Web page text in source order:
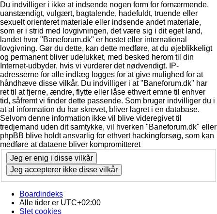
Du indvilliger i ikke at indsende nogen form for fornærmende,
uanstændigt, vulgært, bagtalende, hadefuldt, truende eller
sexuelt orienteret materiale eller indsende andet materiale,
som er i strid med lovgivningen, det være sig i dit eget land,
landet hvor "Baneforum.dk" er hostet eller international
lovgivning. Gør du dette, kan dette medføre, at du øjeblikkeligt
og permanent bliver udelukket, med besked herom til din
Internet-udbyder, hvis vi vurderer det nødvendigt. IP-
adresserne for alle indlæg logges for at give mulighed for at
håndhæve disse vilkår. Du indvilliger i at "Baneforum.dk" har
ret til at fjerne, ændre, flytte eller låse ethvert emne til enhver
tid, såfremt vi finder dette passende. Som bruger indvilliger du i
at al information du har skrevet, bliver lagret i en database.
Selvom denne information ikke vil blive videregivet til
tredjemand uden dit samtykke, vil hverken "Baneforum.dk" eller
phpBB blive holdt ansvarlig for ethvert hackingforsøg, som kan
medføre at dataene bliver kompromitteret
Boardindeks
Alle tider er UTC+02:00
Slet cookies